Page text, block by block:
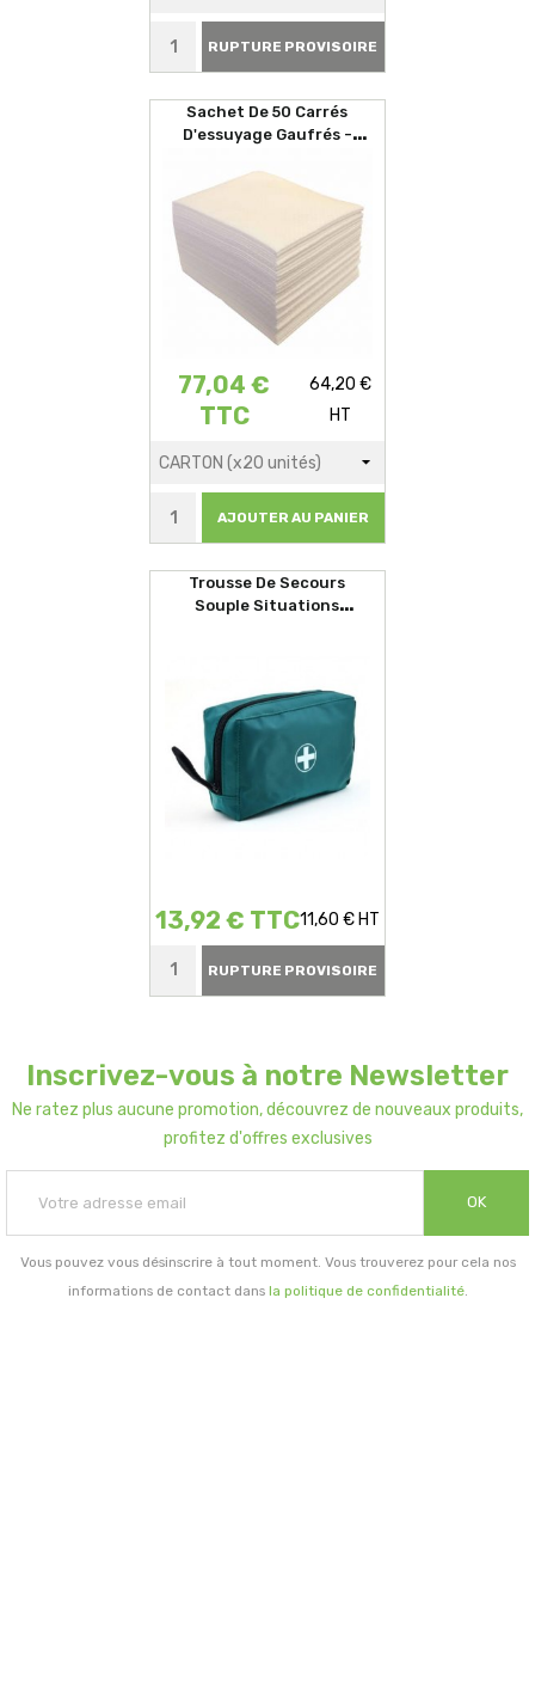
RUPTURE PROVISOIRE
Sachet De 50 Carrés
D'essuyage Gaufrés -
77,04 €
TTC
64,20 €
HT
AJOUTER AU PANIER
Trousse De Secours
Souple Situations
13,92 € TTC11,60 € HT
RUPTURE PROVISOIRE
Inscrivez-vous à notre Newsletter
Ne ratez plus aucune promotion, découvrez de nouveaux produits,
profitez d'offres exclusives
OK
Vous pouvez vous désinscrire à tout moment. Vous trouverez pour cela nos
informations de contact dans la politique de confidentialité.